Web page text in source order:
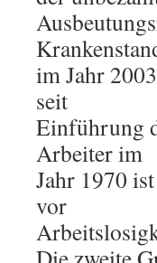
im Jahr
seit
Einführung
Arbeiter im
Jahr 1970
vor